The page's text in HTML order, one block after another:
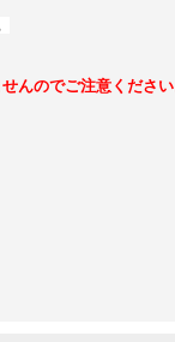
んのでご注意ください